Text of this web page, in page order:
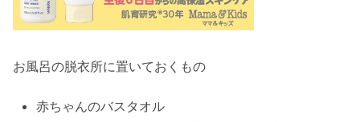
お風呂の脱衣所に置いておくもの
赤ちゃんのバスタオル